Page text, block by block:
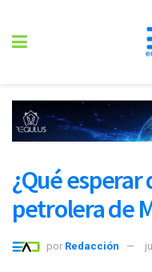
¿Qué esperar
petrolera de
por Redacción